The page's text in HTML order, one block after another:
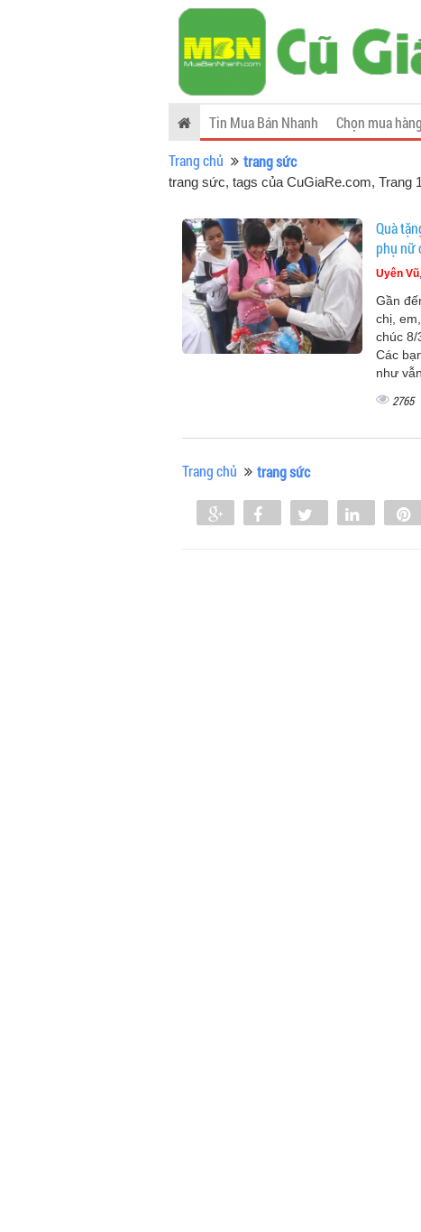
Tin Mua Bán Nhanh
Chọn mua hàng
Trang chủ
trang sức
trang sức, tags của CuGiaRe.com, Trang 1
Quà
phụ nữ
Uyên Vũ
Gần
chị,
chúc 8/
Các
như
2765
Trang chủ trang sức
Share Share Tweet Share